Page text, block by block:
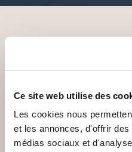
Ce site web utilise des
Les cookies nous
et les annonces, d'offrir
médias sociaux et
VOUS